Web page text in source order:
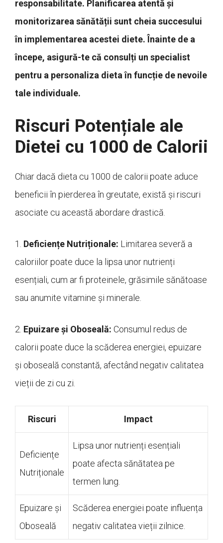
responsabilitate. Planificarea atentă și
monitorizarea sănătății sunt cheia succesului
în implementarea acestei diete. Înainte de a
începe, asigură-te că consulți un specialist
pentru a personaliza dieta în funcție de nevoile
tale individuale.
Riscuri Potențiale ale
Dietei cu 1000 de Calorii
Chiar dacă dieta cu 1000 de calorii poate aduce
beneficii în pierderea în greutate, există și riscuri
asociate cu această abordare drastică.
1. Deficiențe Nutriționale: Limitarea severă a
caloriilor poate duce la lipsa unor nutrienți
esențiali, cum ar fi proteinele, grăsimile sănătoase
sau anumite vitamine și minerale.
2. Epuizare și Oboseală: Consumul redus de
calorii poate duce la scăderea energiei, epuizare
și oboseală constantă, afectând negativ calitatea
vieții de zi cu zi.
Riscuri Impact
Deficiențe
Nutriționale
Lipsa unor nutrienți esențiali
poate afecta sănătatea pe
termen lung.
Epuizare și
Oboseală
Scăderea energiei poate influența
negativ calitatea vieții zilnice.